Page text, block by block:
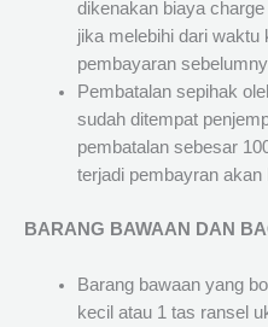
dikenakan biaya
jika melebihi dari waktu
pembayaran
Pembatalan sepihak
sudah ditempat
pembatalan sebesar
terjadi pembayran akan
BARANG BAWAAN DAN
Barang bawaan yang
kecil atau 1 tas ransel